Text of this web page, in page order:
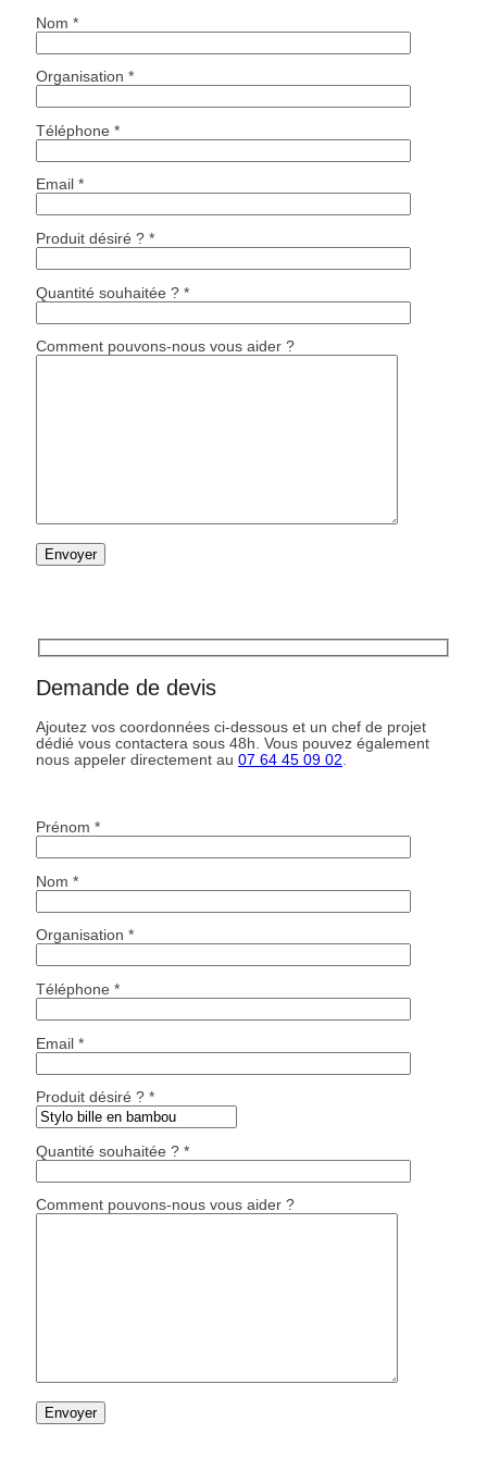
Nom *
Organisation *
Téléphone *
Email *
Produit désiré ? *
Quantité souhaitée ? *
Comment pouvons-nous vous aider ?
Demande de devis
Ajoutez vos coordonnées ci-dessous et un chef de projet
dédié vous contactera sous 48h. Vous pouvez également
nous appeler directement au 07 64 45 09 02.
Prénom *
Nom *
Organisation *
Téléphone *
Email *
Produit désiré ? *
Quantité souhaitée ? *
Comment pouvons-nous vous aider ?